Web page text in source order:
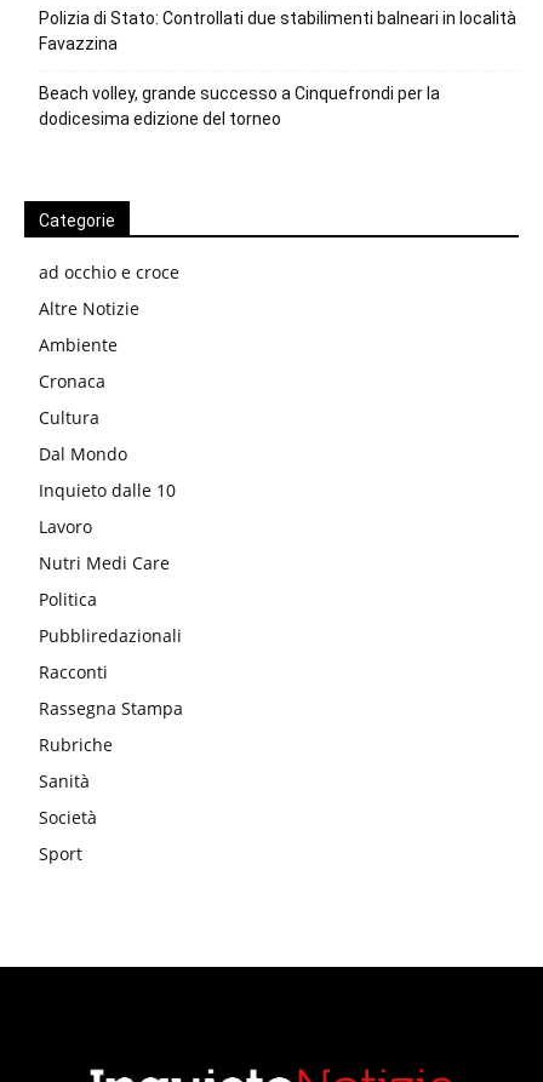
Polizia di Stato: Controllati due stabilimenti balneari in località
Favazzina
Beach volley, grande successo a Cinquefrondi per la
dodicesima edizione del torneo
Categorie
ad occhio e croce
Altre Notizie
Ambiente
Cronaca
Cultura
Dal Mondo
Inquieto dalle 10
Lavoro
Nutri Medi Care
Politica
Pubbliredazionali
Racconti
Rassegna Stampa
Rubriche
Sanità
Società
Sport